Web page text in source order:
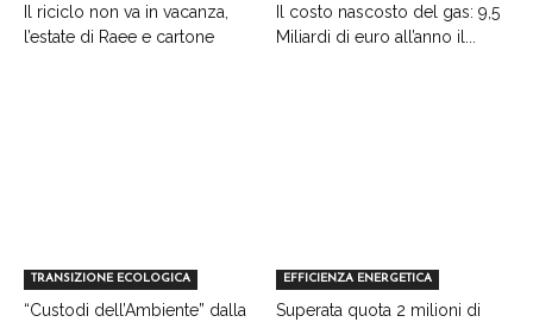
Il riciclo non va in vacanza,
l’estate di Raee e cartone
Il costo nascosto del gas: 9,5
Miliardi di euro all’anno il...
TRANSIZIONE ECOLOGICA
“Custodi dell’Ambiente” dalla
EFFICIENZA ENERGETICA
Superata quota 2 milioni di